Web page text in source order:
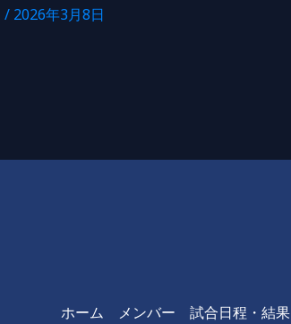
/ 2026年3月8日
ホーム メンバー 試合日程・結果